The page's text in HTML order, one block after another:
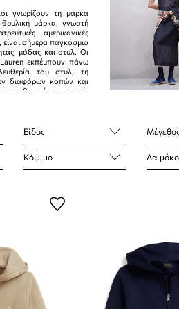
γνωρίζουν τη μάρκα
μάρκα, γνωστή
αμερικανικές
είναι σήμερα παγκόσμιο
μόδας και στυλ. Οι
εκπέμπουν πάνω
του στυλ, τη
διαφόρων κοπών και
κατασκευή.
Είδος Μέγεθος
Κόψιμο